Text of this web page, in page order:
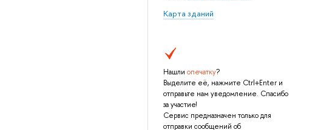
Карта зданий
Нашли опечатку?
Выделите её, нажмите Ctrl+Enter и
отправьте нам уведомление. Спасибо
за участие!
Сервис предназначен только для
отправки сообщений об